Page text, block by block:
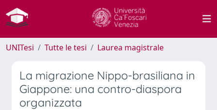
UNITesi Tutte le tesi Laurea magistrale
La migrazione Nippo-brasiliana in
Giappone: una contro-diaspora
organizzata